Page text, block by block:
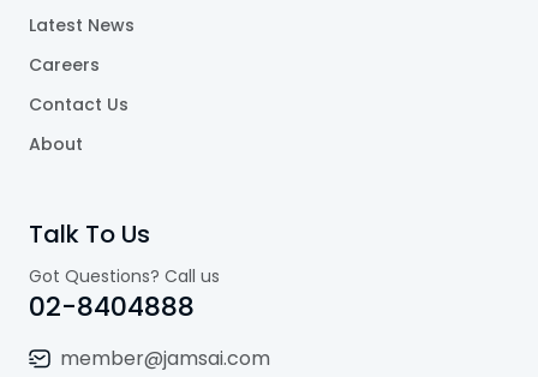
Latest News
Careers
Contact Us
About
Talk To Us
Got Questions? Call us
02-8404888
member@jamsai.com